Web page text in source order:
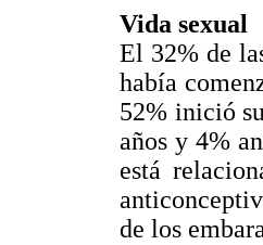
Vida sexual
El 32% de
había
52% inició
años y 4%
está
de los